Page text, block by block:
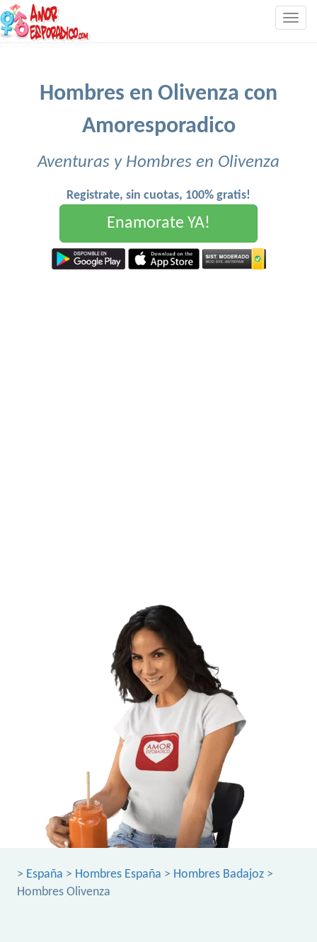
Hombres en Olivenza con
Amoresporadico
Aventuras y Hombres en Olivenza
Registrate, sin cuotas, 100% gratis!
Enamorate YA!
> España > Hombres España > Hombres Badajoz >
Hombres Olivenza